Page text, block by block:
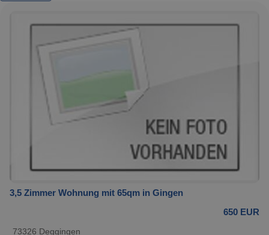
3,5 Zimmer Wohnung mit 65qm in Gingen
650 EUR
73326 Deggingen